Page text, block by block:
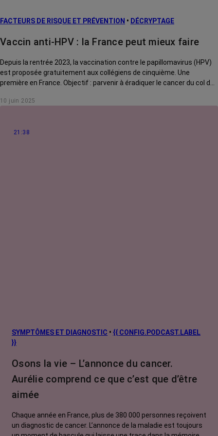
FACTEURS DE RISQUE ET PRÉVENTION • DÉCRYPTAGE
Vaccin anti-HPV : la France peut mieux faire
Depuis la rentrée 2023, la vaccination contre le papillomavirus (HPV)
est proposée gratuitement aux collégiens de cinquième. Une
première en France. Objectif : parvenir à éradiquer le cancer du col de
cellules précancéreuses ? On fait le point.
10 juin 2025
21:38
SYMPTÔMES ET DIAGNOSTIC • {{ CONFIG.PODCAST.LABEL
}}
Osons la vie – L’annonce du cancer.
Aurélie comprend ce que c’est que d’être
aimée
Chaque année en France, plus de 380 000 personnes reçoivent
un diagnostic de cancer. L’annonce de la maladie est toujours